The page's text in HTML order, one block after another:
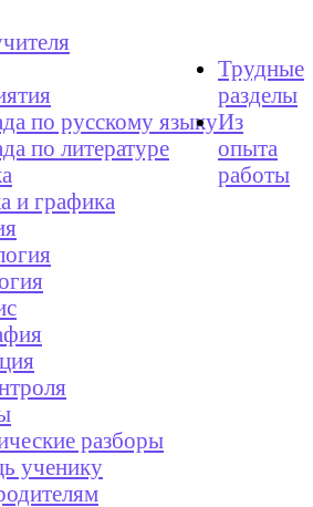
по русскому языку
по литературе
Трудные
разделы
и графика
Из
опыта
работы
разборы
ученику